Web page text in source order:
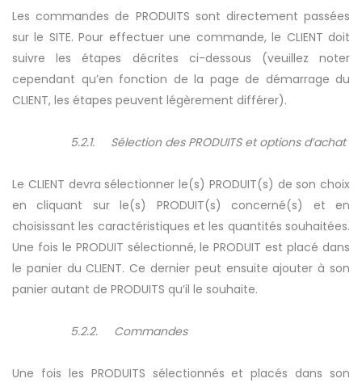
Les commandes de PRODUITS sont directement passées
sur le SITE. Pour effectuer une commande, le CLIENT doit
suivre les étapes décrites ci-dessous (veuillez noter
cependant qu’en fonction de la page de démarrage du
CLIENT, les étapes peuvent légèrement différer).
5.2.1. Sélection des PRODUITS et options d’achat
Le CLIENT devra sélectionner le(s) PRODUIT(s) de son choix
en cliquant sur le(s) PRODUIT(s) concerné(s) et en
choisissant les caractéristiques et les quantités souhaitées.
Une fois le PRODUIT sélectionné, le PRODUIT est placé dans
le panier du CLIENT. Ce dernier peut ensuite ajouter à son
panier autant de PRODUITS qu’il le souhaite.
5.2.2. Commandes
Une fois les PRODUITS sélectionnés et placés dans son